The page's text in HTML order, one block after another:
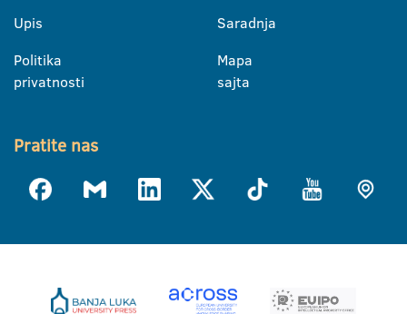
Upis
Politika
privatnosti
Saradnja
Mapa
sajta
Pratite nas